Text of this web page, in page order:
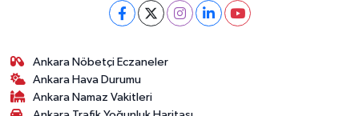
Ankara Nöbetçi Eczaneler
Ankara Hava Durumu
Ankara Namaz Vakitleri